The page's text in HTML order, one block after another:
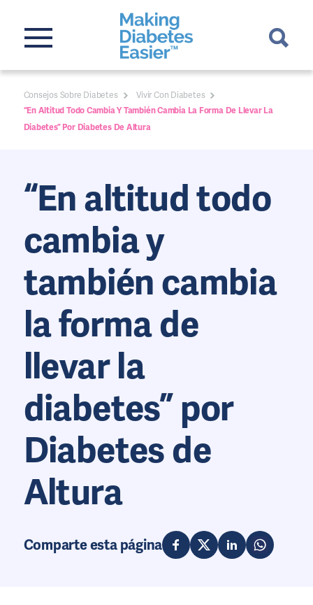
Consejos Sobre Diabetes
Vivir Con Diabetes
“En Altitud Todo Cambia Y También Cambia La Forma De Llevar La
Diabetes” Por Diabetes De Altura
“En altitud todo
cambia y
también cambia
la forma de
llevar la
diabetes” por
Diabetes de
Altura
Comparte esta página